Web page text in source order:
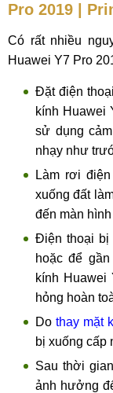
Pro 2019 |
Có rất nhiều
Huawei Y7 Pro
Đặt điện
kính Huawei
sử dụng
nhạy như
Làm rơi
xuống đất
đến màn
Điện thoại
hoặc để
kính Huawei
hỏng hoàn
Do thay mặt
bị xuống cấp
Sau thời
ảnh hưởng